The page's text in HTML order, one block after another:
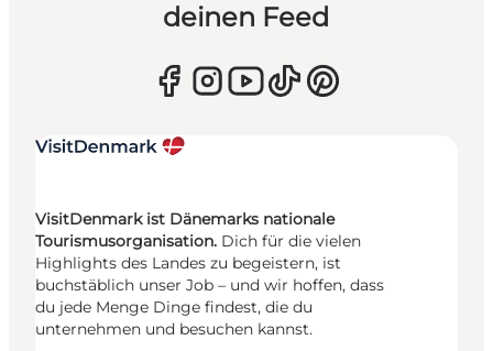
deinen Feed
VisitDenmark ist Dänemarks nationale
Tourismusorganisation. Dich für die vielen
Highlights des Landes zu begeistern, ist
buchstäblich unser Job – und wir hoffen, dass
du jede Menge Dinge findest, die du
unternehmen und besuchen kannst.